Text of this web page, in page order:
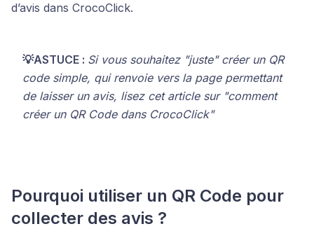
d’avis dans CrocoClick.
💡ASTUCE : Si vous souhaitez "juste" créer un QR
code simple, qui renvoie vers la page permettant
de laisser un avis, lisez cet article sur "comment
créer un QR Code dans CrocoClick"
Pourquoi utiliser un QR Code pour
collecter des avis ?